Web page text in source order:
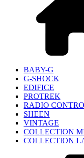
BABY-G
G-SHOCK
EDIFICE
PROTREK
RADIO
SHEEN
VINTAGE
COLLECTION
COLLECTION